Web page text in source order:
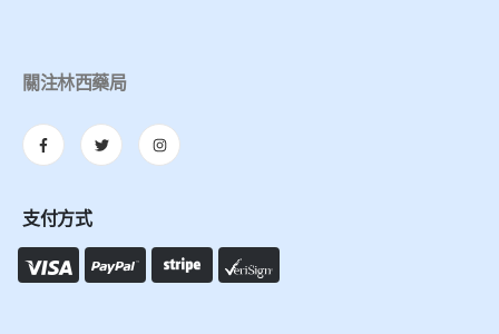
關注林西藥局
支付方式